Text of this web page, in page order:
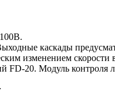
каскады
изменением
FD-20. Модуль